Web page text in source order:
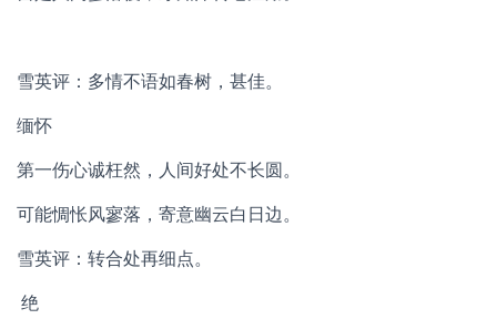
雪英评：多情不语如春树，甚佳。
缅怀
第一伤心诚枉然，人间好处不长圆。
可能惆怅风寥落，寄意幽云白日边。
雪英评：转合处再细点。
绝